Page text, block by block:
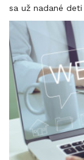
sa už nadané